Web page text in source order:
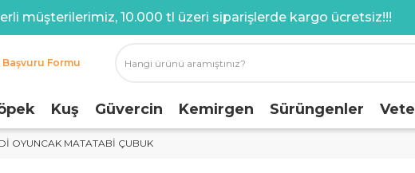
müşterilerimiz, 10.000 tl üzeri siparişlerde kargo ücretsiz!!!
Başvuru Formu
Kuş Güvercin Kemirgen Sürüngenler
OYUNCAK MATATABİ ÇUBUK